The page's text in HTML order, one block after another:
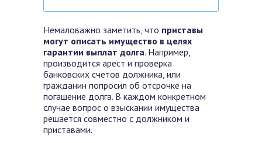
Немаловажно заметить, что приставы
могут описать имущество в целях
гарантии выплат долга. Например,
производится арест и проверка
банковских счетов должника, или
гражданин попросил об отсрочке на
погашение долга. В каждом конкретном
случае вопрос о взыскании имущества
решается совместно с должником и
приставами.